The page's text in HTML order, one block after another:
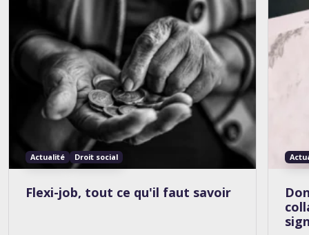
Actualité Droit social
Flexi-job, tout ce qu'il faut savoir